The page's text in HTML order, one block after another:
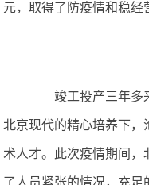
元，取得了防疫情和稳经
竣工投产三年多来
北京现代的精心培养下，
术人才。此次疫情期间
了人员紧张的情况，充足